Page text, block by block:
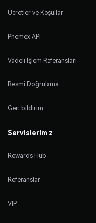
Ücretler ve Koşullar
Phemex API
Vadeli İşlem Referansları
Resmi Doğrulama
Geri bildirim
Servislerimiz
Rewards Hub
Referanslar
VIP